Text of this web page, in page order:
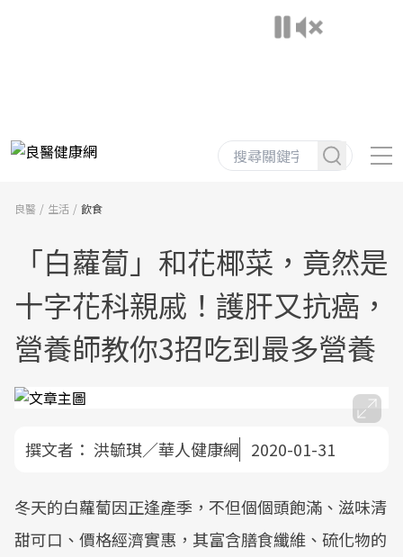
良醫 生活 飲食
「白蘿蔔」和花椰菜，竟然是
十字花科親戚！護肝又抗癌，
營養師教你3招吃到最多營養
撰文者： 洪毓琪／華人健康網 2020-01-31
冬天的白蘿蔔因正逢產季，不但個個頭飽滿、滋味清
甜可口、價格經濟實惠，其富含膳食纖維、硫化物的